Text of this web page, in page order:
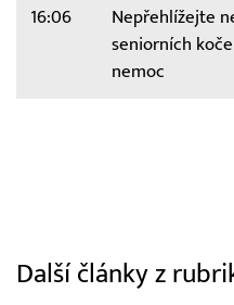
16:06
Nepřehlížejte
seniorních
nemoc
Další články z